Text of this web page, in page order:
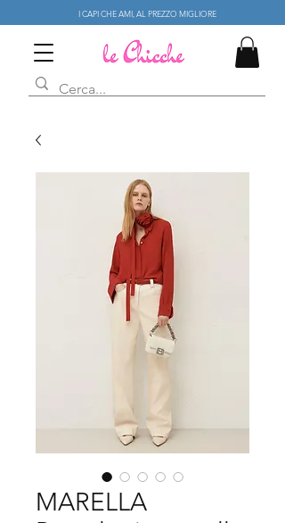
I CAPI CHE AMI, AL PREZZO MIGLIORE
MARELLA